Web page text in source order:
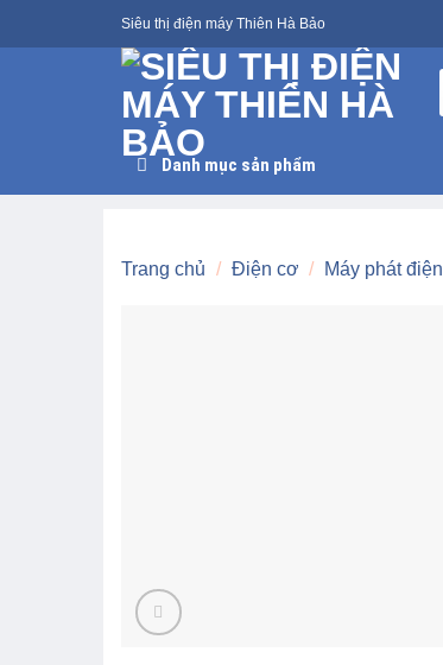
to
Siêu thị điện máy Thiên Hà Bảo
Danh mục sản phẩm
Trang chủ / Điện cơ / Máy phát điện